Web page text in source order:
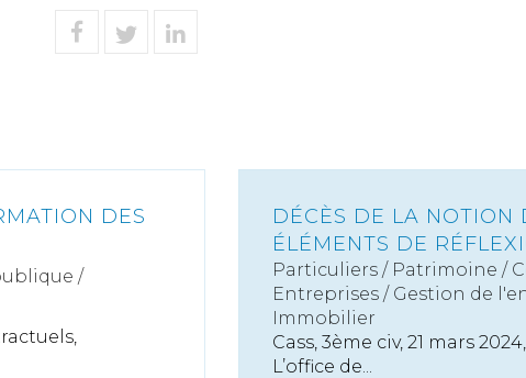
DES
/
DÉCÈS DE LA NOTION
ÉLÉMENTS DE
Particuliers / Patrimoine /
Entreprises / Gestion de
Immobilier
Cass, 3ème civ, 21 mars
L’office de...